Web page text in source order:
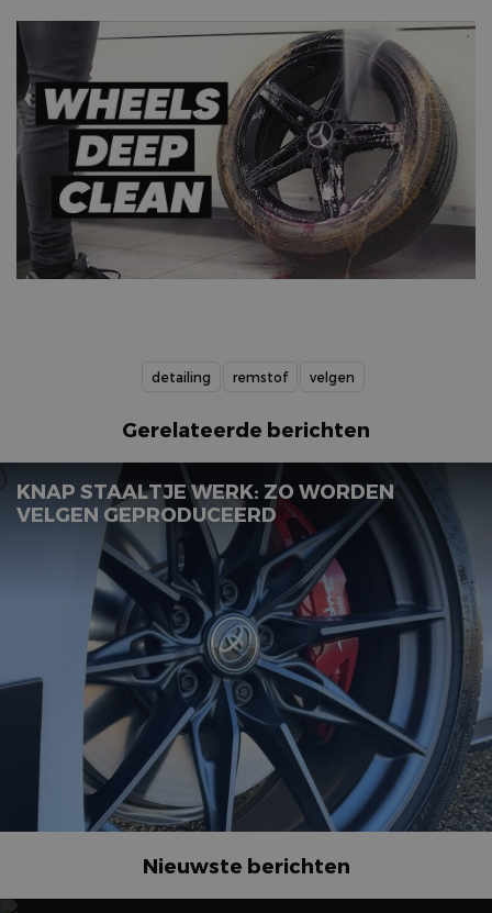
detailing remstof velgen
Gerelateerde berichten
KNAP STAALTJE WERK: ZO WORDEN
VELGEN GEPRODUCEERD
Nieuwste berichten